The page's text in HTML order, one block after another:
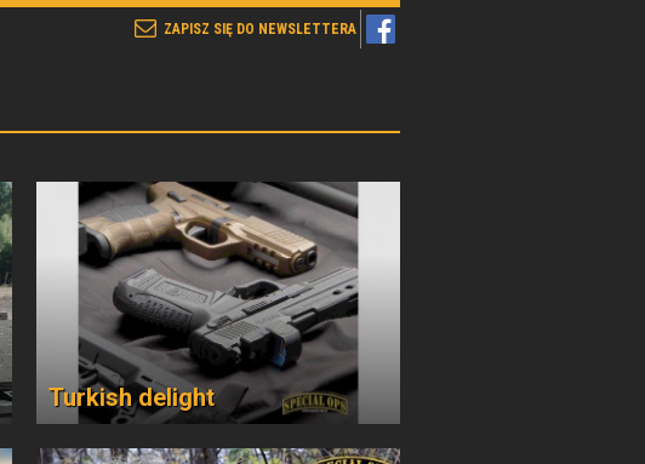
ZAPISZ SIĘ DO NEWSLETTERA
Turkish delight